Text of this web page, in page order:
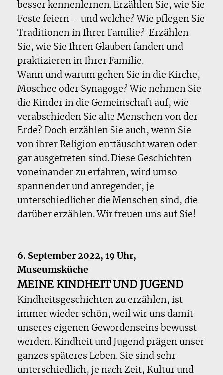
besser kennenlernen. Erzählen Sie, wie Sie
Feste feiern – und welche? Wie pflegen Sie
Traditionen in Ihrer Familie? Erzählen
Sie, wie Sie Ihren Glauben fanden und
praktizieren in Ihrer Familie.
Wann und warum gehen Sie in die Kirche,
Moschee oder Synagoge? Wie nehmen Sie
die Kinder in die Gemeinschaft auf, wie
verabschieden Sie alte Menschen von der
Erde? Doch erzählen Sie auch, wenn Sie
von ihrer Religion enttäuscht waren oder
gar ausgetreten sind. Diese Geschichten
voneinander zu erfahren, wird umso
spannender und anregender, je
unterschiedlicher die Menschen sind, die
darüber erzählen. Wir freuen uns auf Sie!
6. September 2022, 19 Uhr,
Museumsküche
MEINE KINDHEIT UND JUGEND
Kindheitsgeschichten zu erzählen, ist
immer wieder schön, weil wir uns damit
unseres eigenen Gewordenseins bewusst
werden. Kindheit und Jugend prägen unser
ganzes späteres Leben. Sie sind sehr
unterschiedlich, je nach Zeit, Kultur und